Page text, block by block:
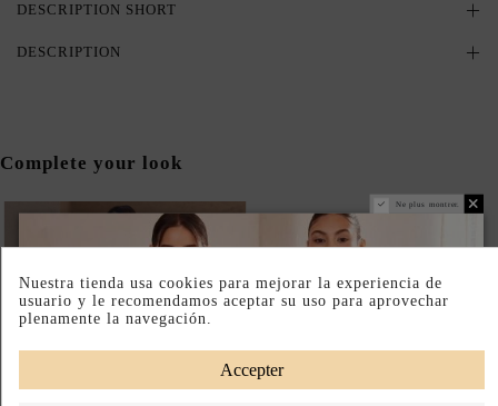
DESCRIPTION SHORT
DESCRIPTION
Complete your look
Ne plus montrer.
Nuestra tienda usa cookies para mejorar la experiencia de
usuario y le recomendamos aceptar su uso para aprovechar
plenamente la navegación.
Accepter